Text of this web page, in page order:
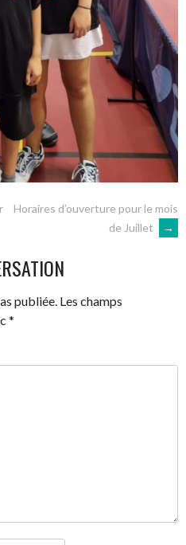
Horaires d’ouverture pour le mois
de Juillet
→
publiée. Les champs
*